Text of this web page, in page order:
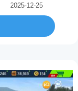
2025-12-25
18:36:23